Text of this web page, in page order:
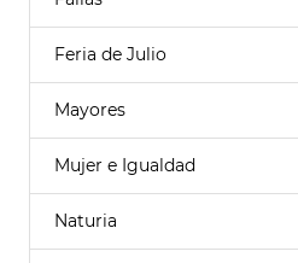
Feria de Julio
Mayores
Mujer e Igualdad
Naturia